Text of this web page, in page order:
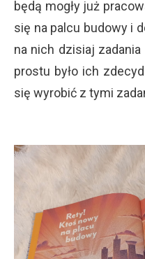
będą mogły już
się na palcu budowy i
na nich dzisiaj
prostu było ich
się wyrobić z tymi